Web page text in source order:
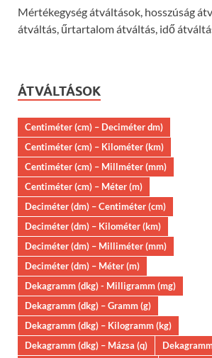
Mértékegység átváltások, hosszúság
átváltás, űrtartalom átváltás, idő
ÁTVÁLTÁSOK
Centiméter (cm) – Deciméter dm)
Centiméter (cm) – Kilométer (km)
Centiméter (cm) – Millméter (mm)
Centiméter (cm) – Méter (m)
Deciméter (dm) – Centiméter (cm)
Deciméter (dm) – Kilométer (km)
Deciméter (dm) – Milliméter (mm)
Deciméter (dm) – Méter (m)
Dekagramm (dkg) - Milligramm (mg)
Dekagramm (dkg) – Gramm (g)
Dekagramm (dkg) – Kilogramm (kg)
Dekagramm (dkg) – Mázsa (q)